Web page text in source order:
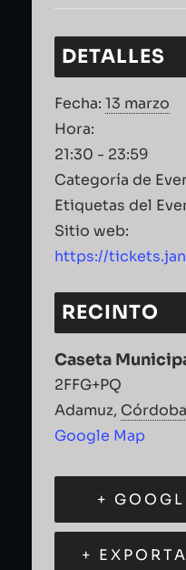
DETALLES
Fecha: 13 marzo
Hora:
21:30 - 23:59
Categoría de
Etiquetas del
Sitio web:
https://
RECINTO
Caseta
2FFG+PQ
Adamuz, Córdoba
Google Map
+
+